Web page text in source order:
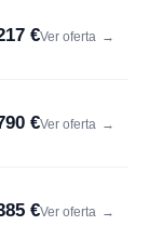
€Ver oferta →
€Ver oferta →
€Ver oferta →